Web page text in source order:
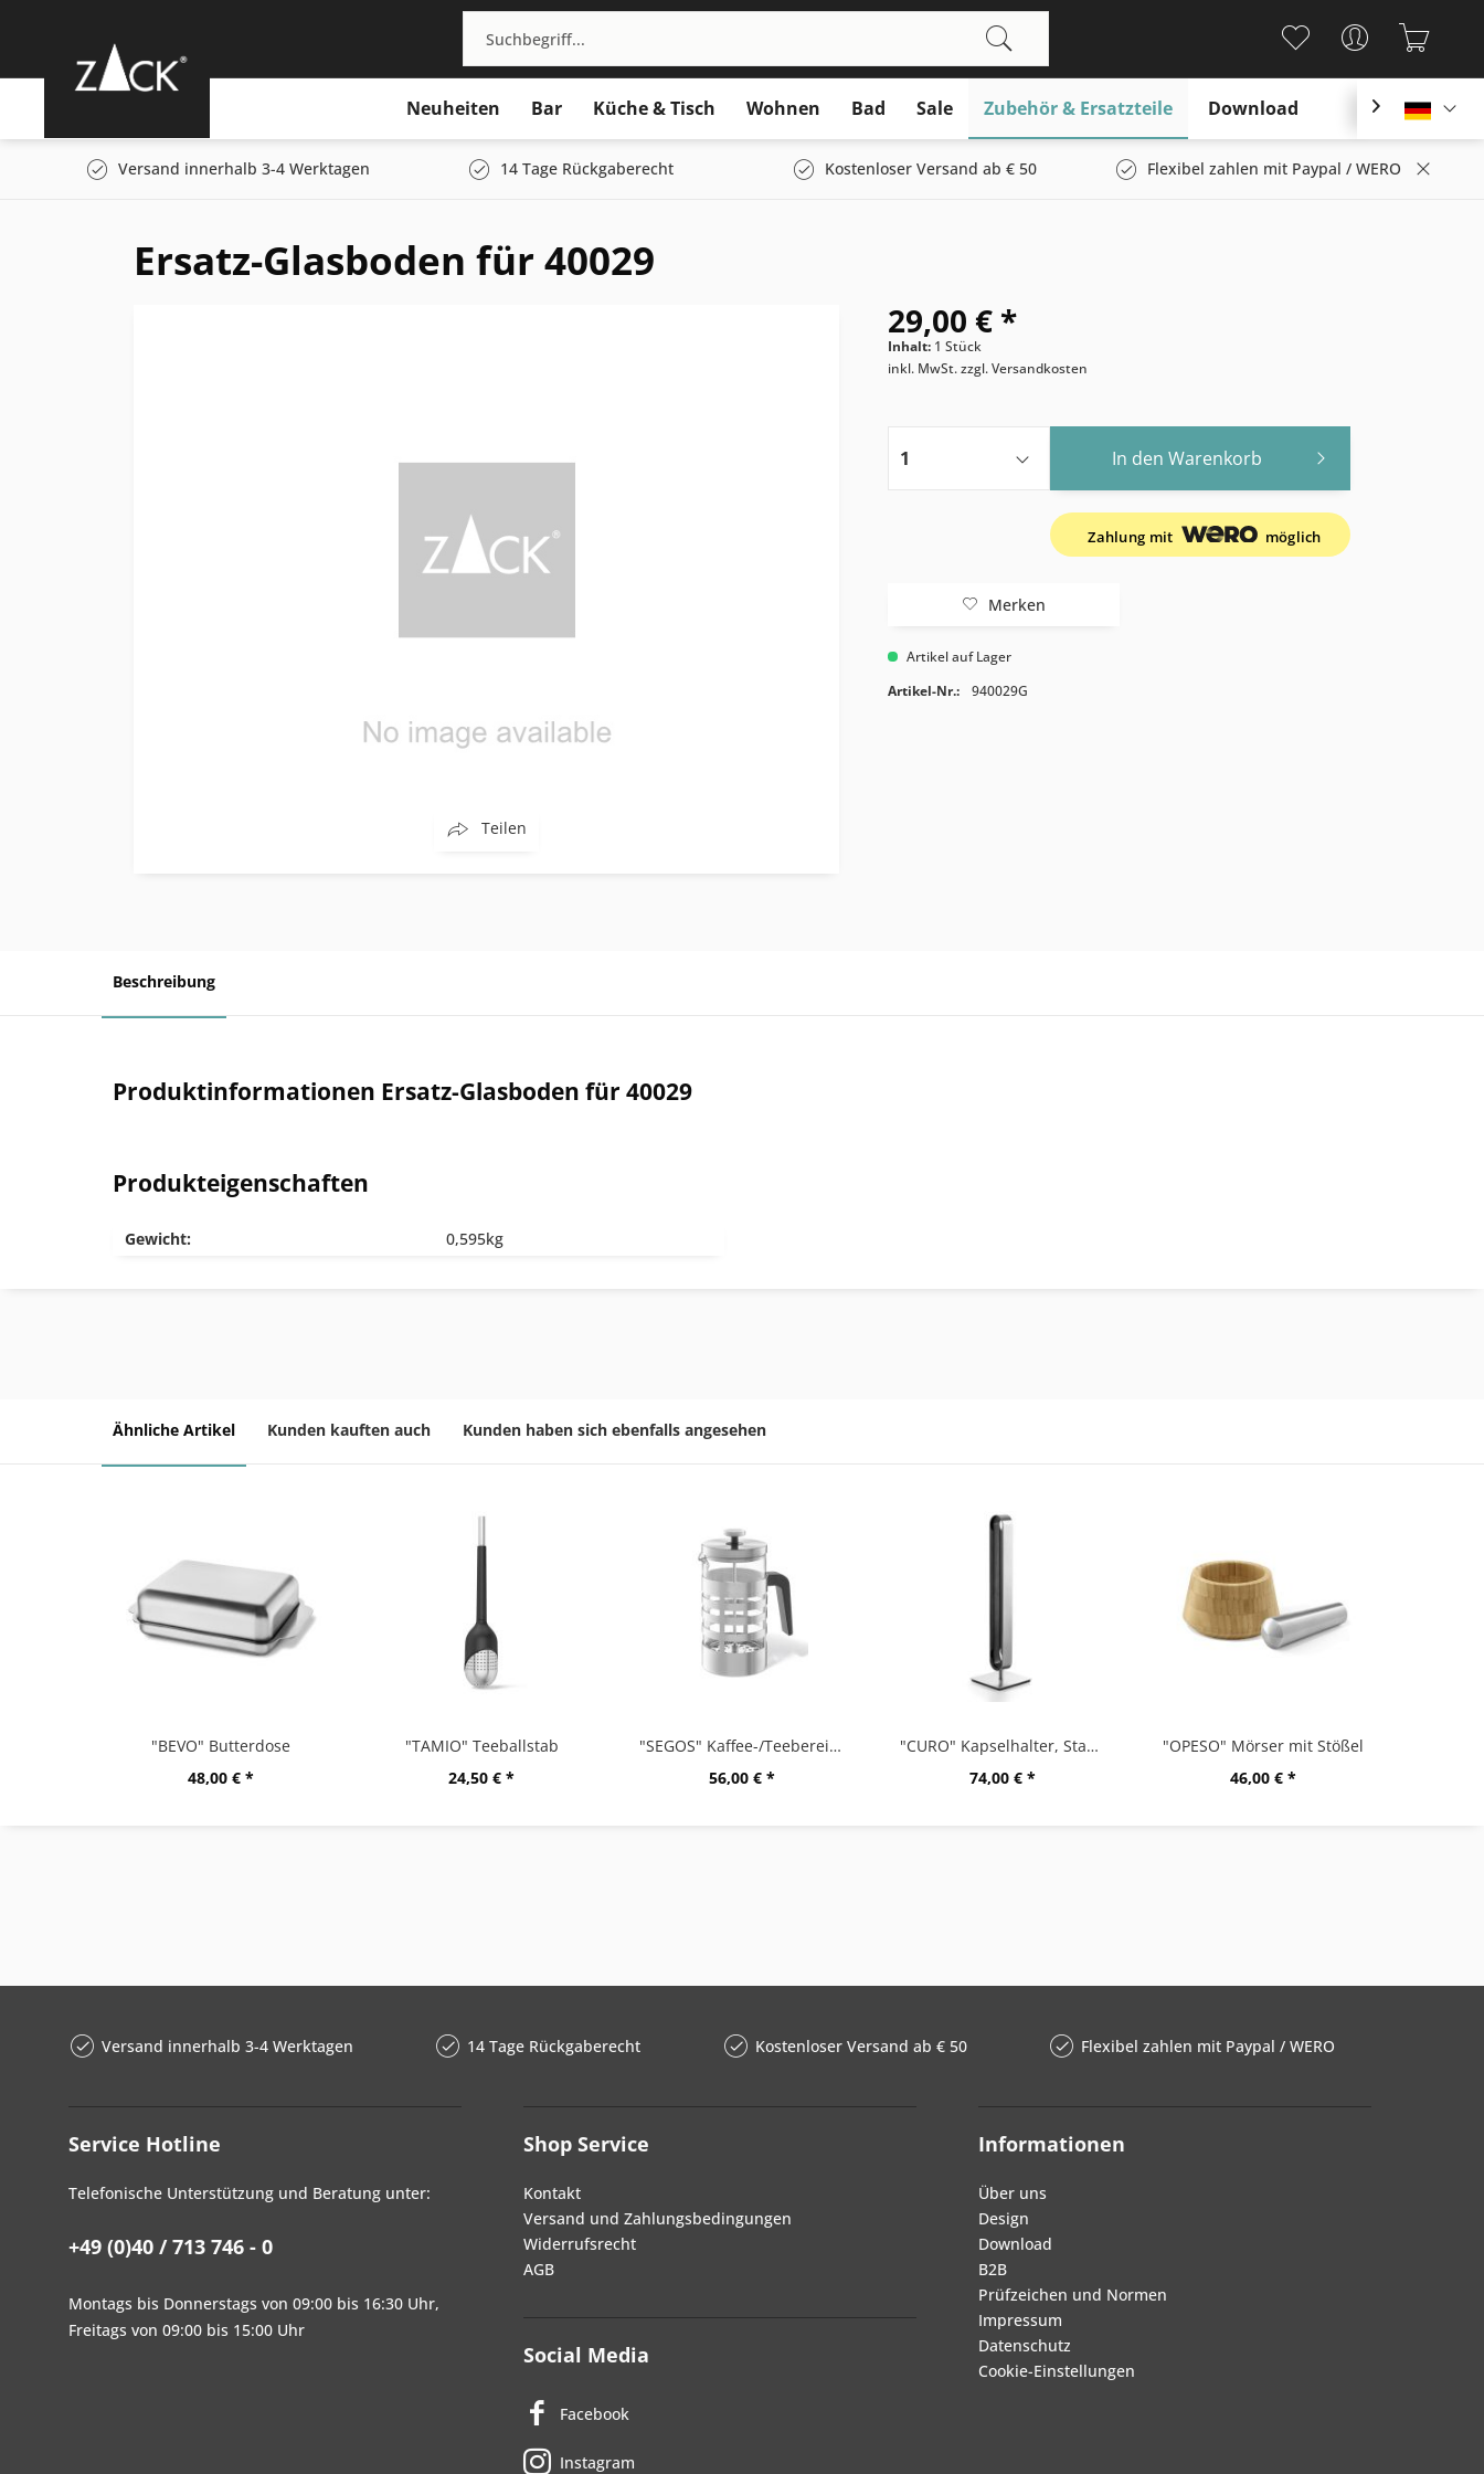
Neuheiten Bar Küche & Tisch Wohnen Bad Sale Zubehör & Ersatzteile Download 
Versand innerhalb 3-4 Werktagen 14 Tage Rückgaberecht Kostenloser Versand ab € 50 Flexibel zahlen mit Paypal / WERO
Ersatz-Glasboden für 40029
Teilen
29,00 € *
Inhalt: 1 Stück
inkl. MwSt.zzgl. Versandkosten
In den Warenkorb
Zahlung mit möglich
Merken
Artikel auf Lager
Artikel-Nr.:
940029G
Beschreibung
Produktinformationen Ersatz-Glasboden für 40029
Produkteigenschaften
Gewicht: 0,595kg
Ähnliche Artikel Kunden kauften auch Kunden haben sich ebenfalls angesehen
"BEVO" Butterdose
48,00 € *
"TAMIO" Teeballstab
24,50 € *
"SEGOS" Kaffee-/Teebereiter
56,00 € *
"CURO" Kapselhalter, Stand
74,00 € *
"OPESO" Mörser mit Stößel
46,00 € *
Versand innerhalb 3-4 Werktagen 14 Tage Rückgaberecht Kostenloser Versand ab € 50 Flexibel zahlen mit Paypal / WERO
Service Hotline
Telefonische Unterstützung und Beratung unter:
+49 (0)40 / 713 746 - 0
Montags bis Donnerstags von 09:00 bis 16:30 Uhr,
Freitags von 09:00 bis 15:00 Uhr
Shop Service
Kontakt
Versand und Zahlungsbedingungen
Widerrufsrecht
AGB
Social Media
Facebook
Instagram
Informationen
Über uns
Design
Download
B2B
Prüfzeichen und Normen
Impressum
Datenschutz
Cookie-Einstellungen